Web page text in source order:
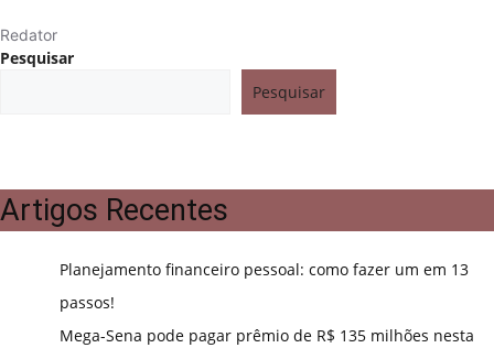
Redator
Pesquisar
Pesquisar
Artigos Recentes
Planejamento financeiro pessoal: como fazer um em 13
passos!
Mega-Sena pode pagar prêmio de R$ 135 milhões nesta